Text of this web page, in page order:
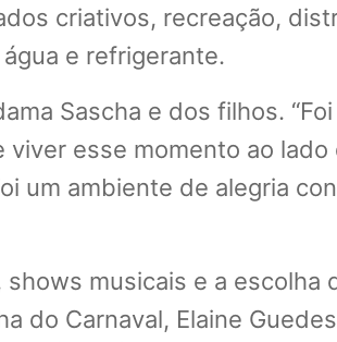
criativos, recreação,
e refrigerante.
Sascha e dos filhos. “Foi
esse momento ao lado
um ambiente de alegria
musicais e a escolha
do Carnaval, Elaine